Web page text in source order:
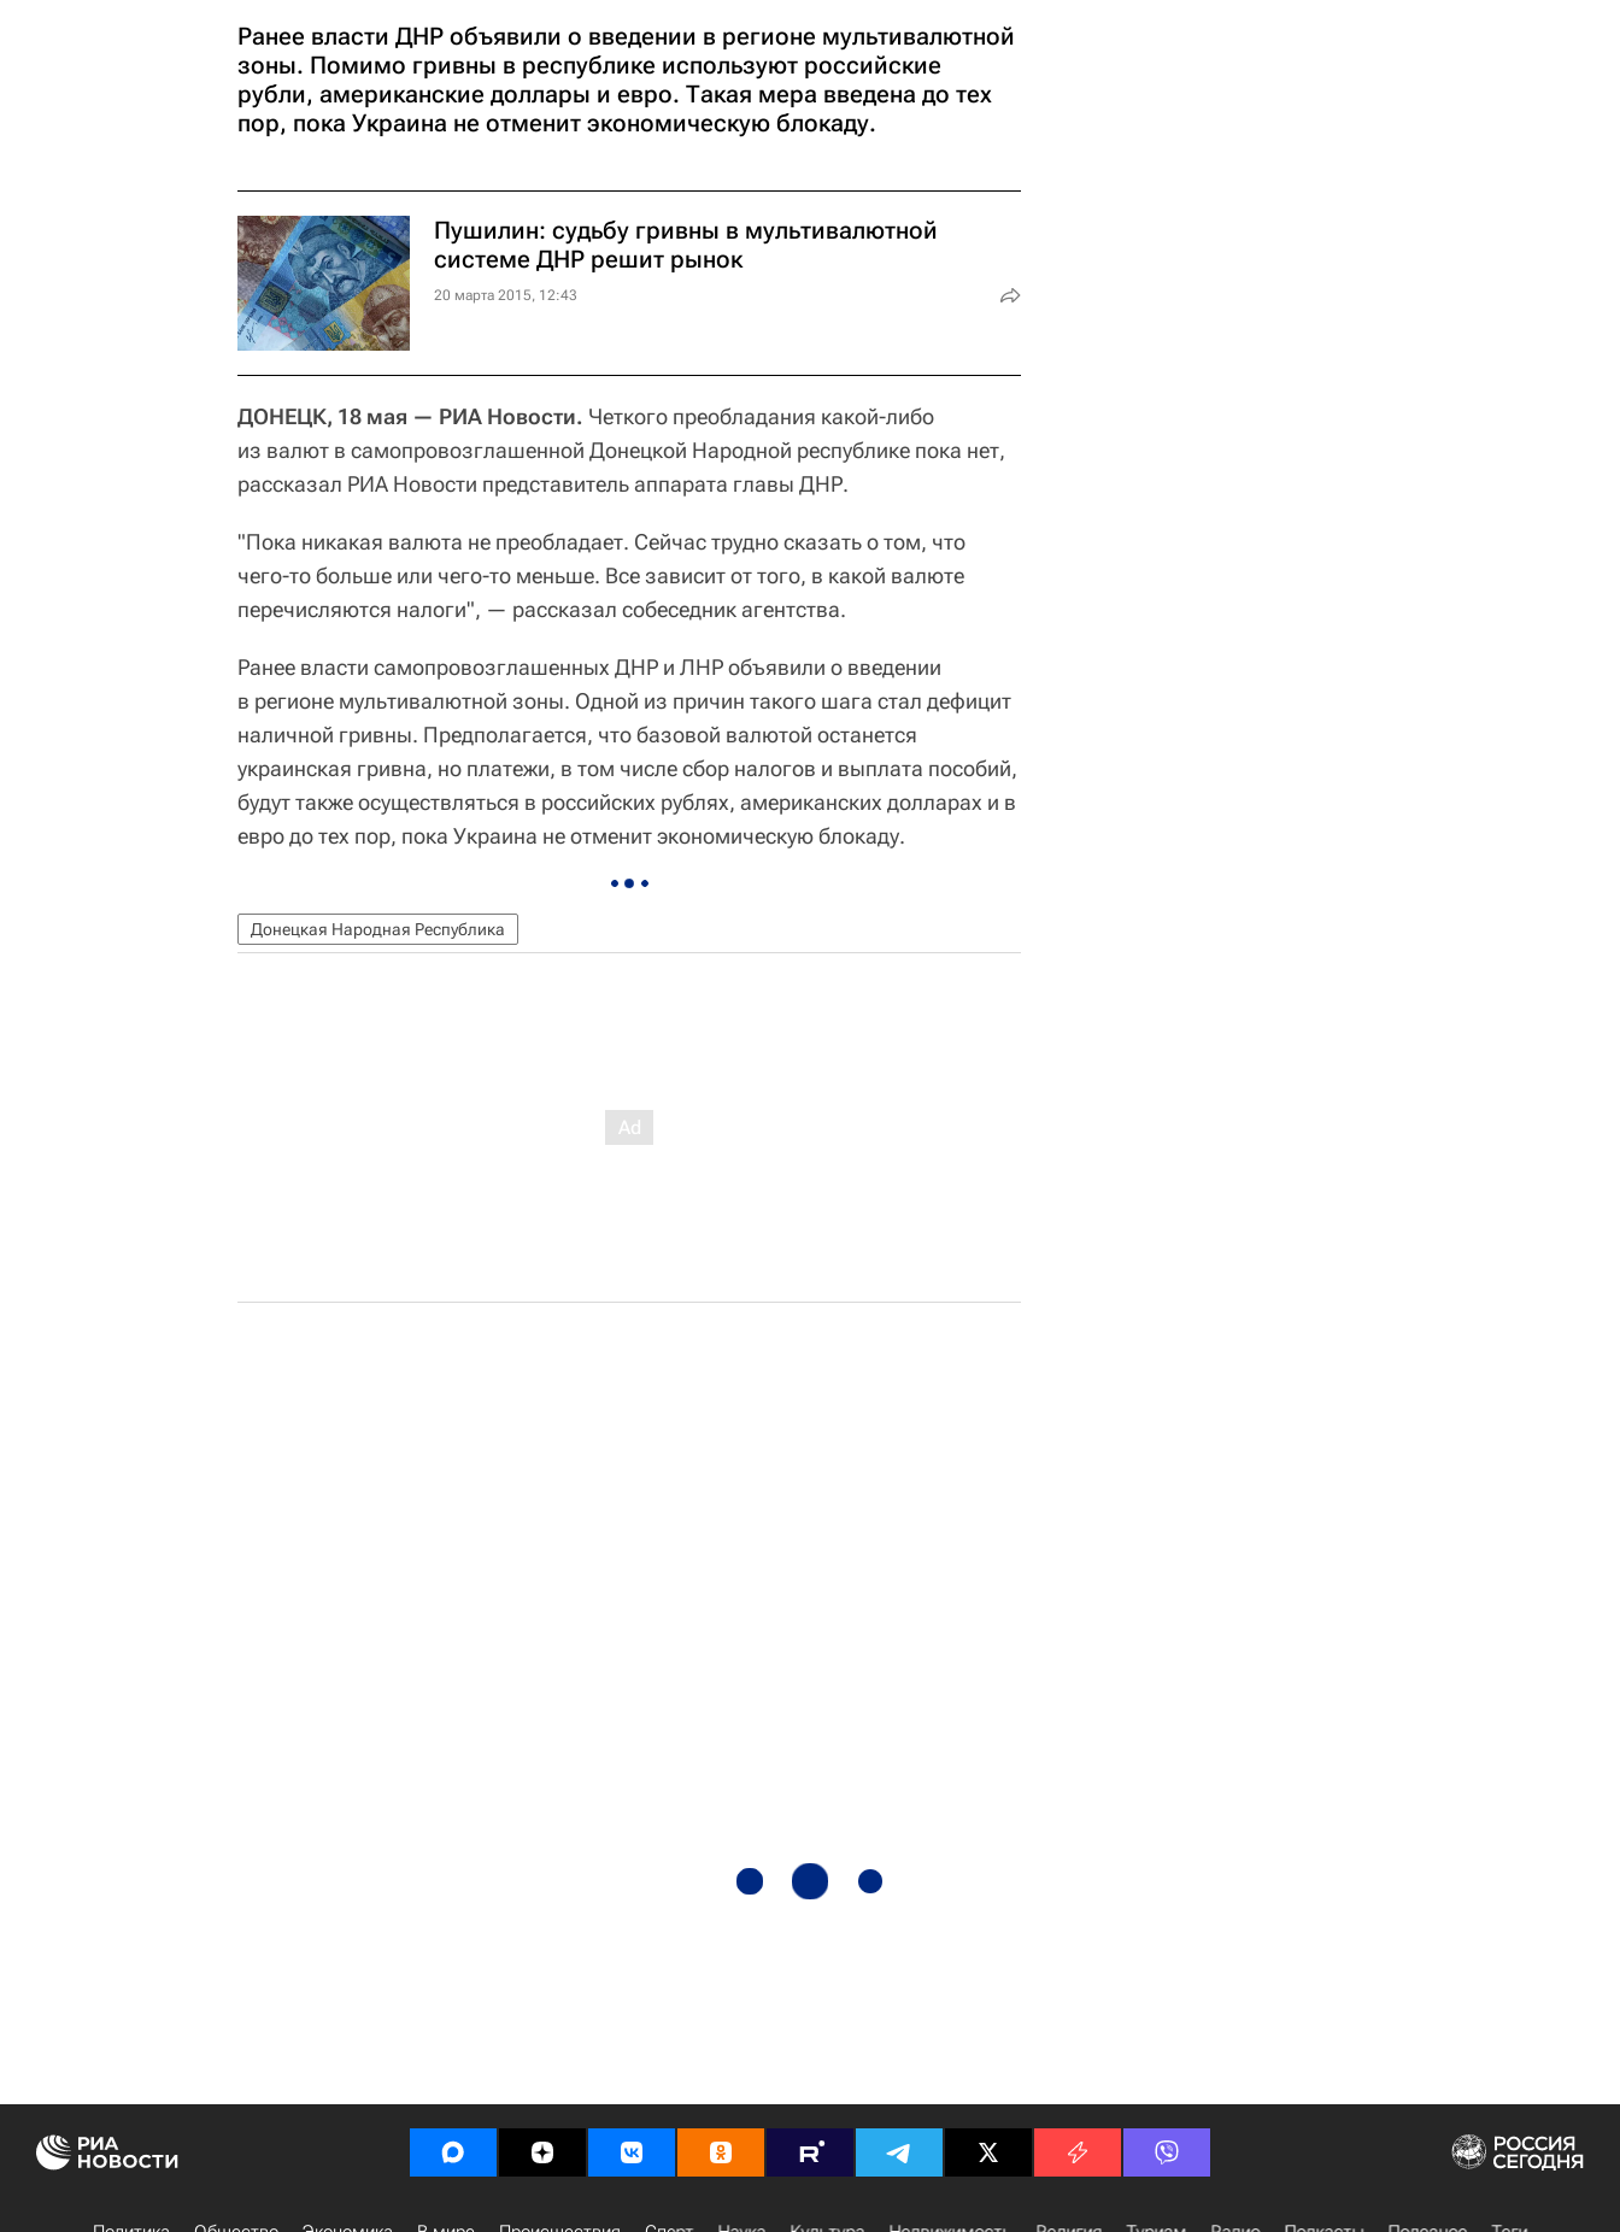
Ранее власти ДНР объявили о введении в регионе мультивалютной
зоны. Помимо гривны в республике используют российские
рубли, американские доллары и евро. Такая мера введена до тех
пор, пока Украина не отменит экономическую блокаду.
Пушилин: судьбу гривны в мультивалютной
системе ДНР решит рынок
20 марта 2015, 12:43
ДОНЕЦК, 18 мая — РИА Новости. Четкого преобладания какой-либо
из валют в самопровозглашенной Донецкой Народной республике пока нет,
рассказал РИА Новости представитель аппарата главы ДНР.
"Пока никакая валюта не преобладает. Сейчас трудно сказать о том, что
чего-то больше или чего-то меньше. Все зависит от того, в какой валюте
перечисляются налоги", — рассказал собеседник агентства.
Ранее власти самопровозглашенных ДНР и ЛНР объявили о введении
в регионе мультивалютной зоны. Одной из причин такого шага стал дефицит
наличной гривны. Предполагается, что базовой валютой останется
украинская гривна, но платежи, в том числе сбор налогов и выплата пособий,
будут также осуществляться в российских рублях, американских долларах и в
евро до тех пор, пока Украина не отменит экономическую блокаду.
Донецкая Народная Республика